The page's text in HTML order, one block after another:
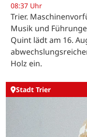
08:37 Uhr
Trier.
Musik und
Quint lädt am 16.
Holz ein.
Stadt Trier